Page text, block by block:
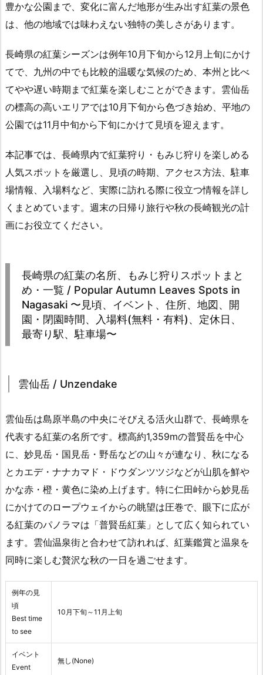
豊かな公園まで、変化に富んだ地形が生み出す紅葉の景色
は、他の地域では味わえない独特の美しさがあります。
長崎県の紅葉シーズンは例年10月下旬から12月上旬にかけ
てで、九州の中でも比較的温暖な気候のため、本州と比べ
てやや遅い時期まで紅葉を楽しむことができます。雲仙岳
の標高の高いエリアでは10月下旬から色づき始め、平地の
公園では11月中旬から下旬にかけて見頃を迎えます。
本記事では、長崎県内で紅葉狩り・もみじ狩りを楽しめる
人気スポットを厳選し、見頃の時期、アクセス方法、駐車
場情報、入場料など、実際に訪れる際に役立つ情報を詳し
くまとめています。週末の日帰り旅行や秋の長崎観光の計
画にお役立てください。
長崎県の紅葉の名所、もみじ狩りスポットまと
め・一覧 / Popular Autumn Leaves Spots in
Nagasaki 〜見頃、イベント、住所、地図、開
園・閉園時間、入場料(無料・有料)、定休日、
最寄り駅、駐車場〜
雲仙岳 / Unzendake
雲仙岳は島原半島の中央にそびえる活火山群で、長崎県を
代表する紅葉の名所です。標高約1,359mの普賢岳を中心
に、妙見岳・国見岳・野岳などの山々が連なり、秋になる
とカエデ・ナナカマド・ドウダンツツジなどが山肌を鮮や
かな赤・橙・黄色に染め上げます。特に仁田峠から妙見岳
にかけてのロープウェイからの眺望は圧巻で、眼下に広が
る紅葉のパノラマは「普賢岳紅葉」として広く知られてい
ます。雲仙温泉街と合わせて訪れれば、紅葉鑑賞と温泉を
同時に楽しむ贅沢な秋の一日を過ごせます。
例年の見
頃
Best time
to see
10月下旬～11月上旬
イベント
Event
無し(None)